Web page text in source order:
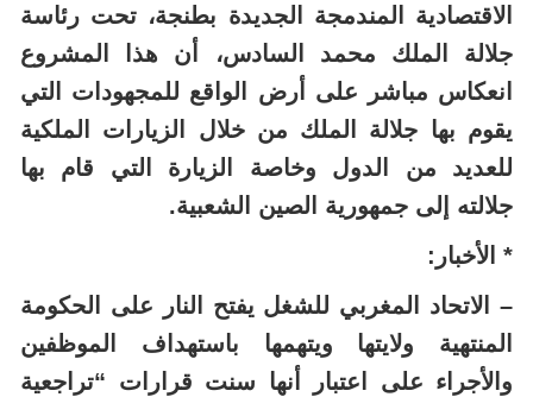
الاقتصادية المندمجة الجديدة بطنجة، تحت رئاسة
جلالة الملك محمد السادس، أن هذا المشروع
انعكاس مباشر على أرض الواقع للمجهودات التي
يقوم بها جلالة الملك من خلال الزيارات الملكية
للعديد من الدول وخاصة الزيارة التي قام بها
جلالته إلى جمهورية الصين الشعبية.
* الأخبار:
– الاتحاد المغربي للشغل يفتح النار على الحكومة
المنتهية ولايتها ويتهمها باستهداف الموظفين
والأجراء على اعتبار أنها سنت قرارات “تراجعية